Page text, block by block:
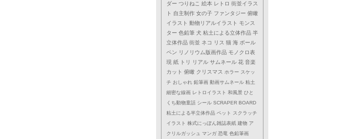
ダー つりねこ 絵本 レトロ 街並イラス
ト 自主制作 女の子 ファンタジー 俯瞰
イラスト 動物リアルイラスト モンス
ター 色鉛筆 犬 粘土による立体作品 半
立体作品 街並 ネコ リス 猫 海 ボール
ペン リノリウム版画作品 モノクロ表
現 紙 トリ リアル サムネール 花 音楽
カット 俯瞰 クリスマス ホラー スケッ
チ おしゃれ 鉛筆画 動画サムネール 粘土
細密な線画 レトロイラスト 和風景 ひと
くち動物童話 シール SCRAPER BOARD
粘土による半立体作品 ペット
スクラッチ
イラスト 株式にっぽん雑誌表紙 建物 ア
クリルガッシュ
マンガ 恐竜 色鉛筆画